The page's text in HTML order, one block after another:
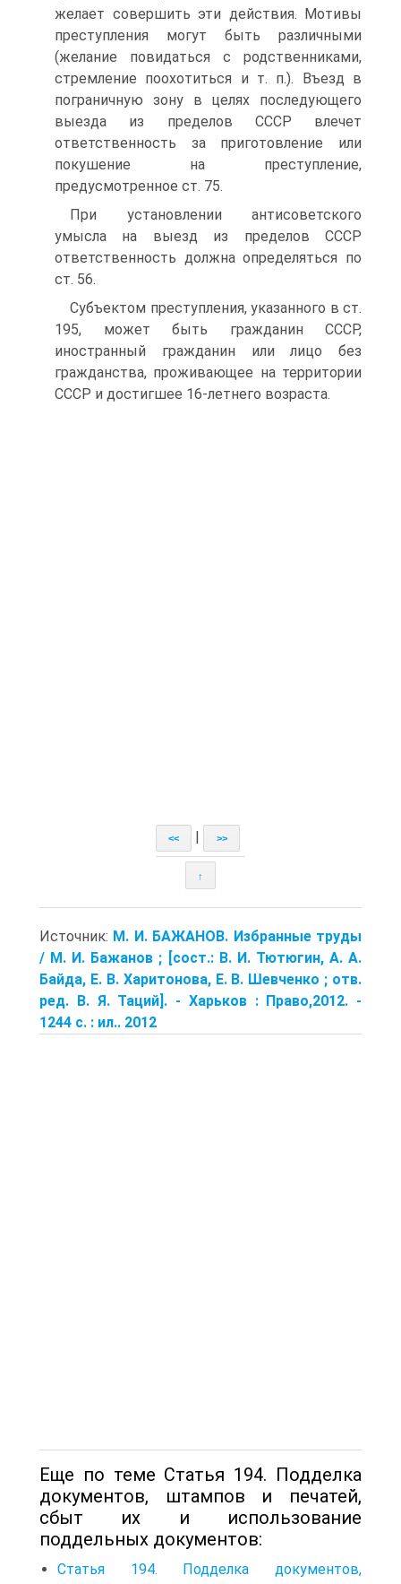
желает совершить эти действия. Мотивы
преступления могут быть различными
(желание повидаться с родственниками,
стремление поохотиться и т. п.). Въезд в
пограничную зону в целях последующего
выезда из пределов СССР влечет
ответственность за приготовление или
покушение на преступление,
предусмотренное ст. 75.
При установлении антисоветского
умысла на выезд из пределов СССР
ответственность должна определяться по
ст. 56.
Субъектом преступления, указанного в ст.
195, может быть гражданин СССР,
иностранный гражданин или лицо без
гражданства, проживающее на территории
СССР и достигшее 16-летнего возраста.
<< >>
↑
Источник: М. И. БАЖАНОВ. Избранные труды
/ М. И. Бажанов ; [сост.: В. И. Тютюгин, А. А.
Байда, Е. В. Харитонова, Е. В. Шевченко ; отв.
ред. В. Я. Таций]. - Харьков : Право,2012. -
1244 с. : ил.. 2012
Еще по теме Статья 194. Подделка
документов, штампов и печатей,
сбыт их и использование
поддельных документов:
Статья 194. Подделка документов,